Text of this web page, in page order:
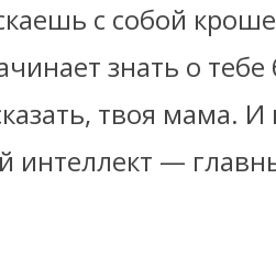
с собой
знать о
твоя мама. И
интеллект —